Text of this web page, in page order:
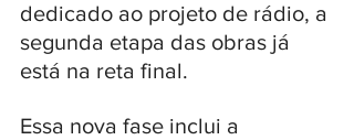
dedicado ao projeto de rádio, a
segunda etapa das obras já
está na reta final.
Essa nova fase inclui a